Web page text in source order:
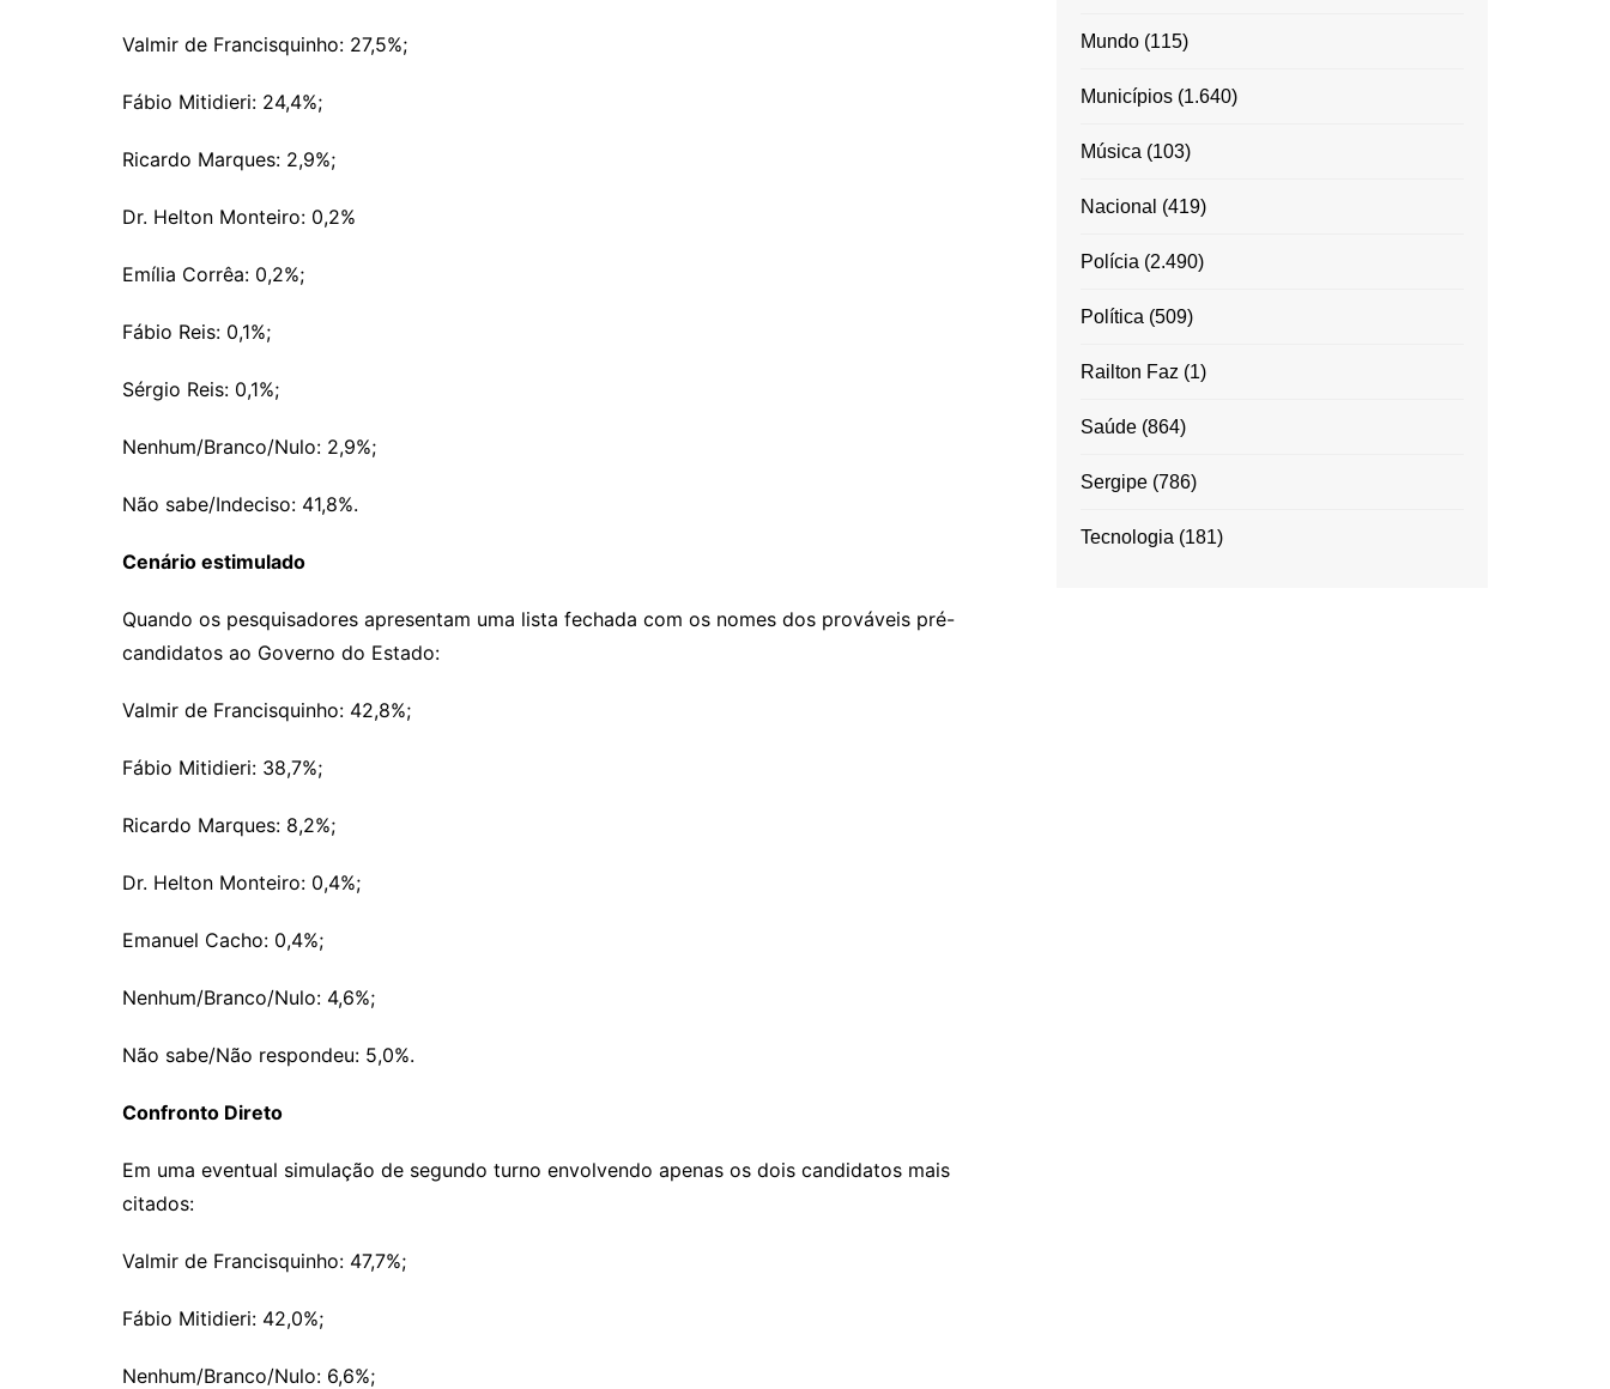
Valmir de Francisquinho: 27,5%;
Fábio Mitidieri: 24,4%;
Ricardo Marques: 2,9%;
Dr. Helton Monteiro: 0,2%
Emília Corrêa: 0,2%;
Fábio Reis: 0,1%;
Sérgio Reis: 0,1%;
Nenhum/Branco/Nulo: 2,9%;
Não sabe/Indeciso: 41,8%.
Cenário estimulado
Quando os pesquisadores apresentam uma lista fechada com os nomes dos prováveis pré-
candidatos ao Governo do Estado:
Valmir de Francisquinho: 42,8%;
Fábio Mitidieri: 38,7%;
Ricardo Marques: 8,2%;
Dr. Helton Monteiro: 0,4%;
Emanuel Cacho: 0,4%;
Nenhum/Branco/Nulo: 4,6%;
Não sabe/Não respondeu: 5,0%.
Confronto Direto
Em uma eventual simulação de segundo turno envolvendo apenas os dois candidatos mais
citados:
Valmir de Francisquinho: 47,7%;
Fábio Mitidieri: 42,0%;
Nenhum/Branco/Nulo: 6,6%;
Mundo (115)
Municípios (1.640)
Música (103)
Nacional (419)
Polícia (2.490)
Política (509)
Railton Faz (1)
Saúde (864)
Sergipe (786)
Tecnologia (181)